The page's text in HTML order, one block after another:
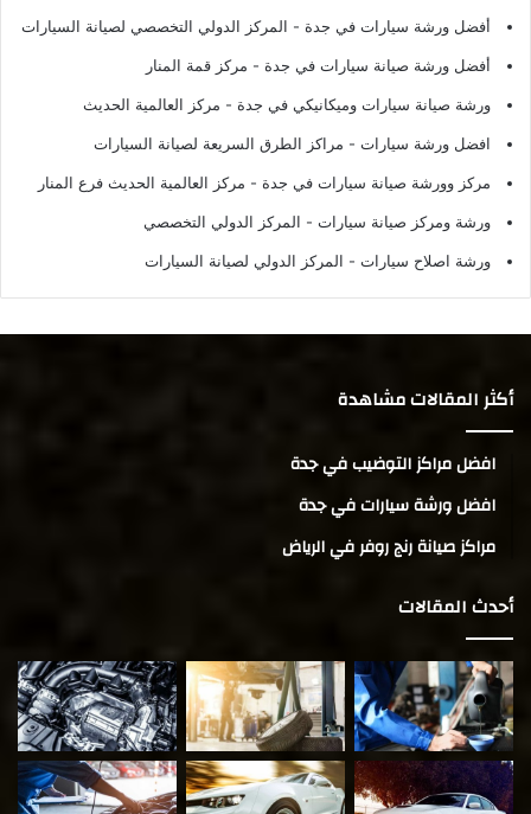
أفضل ورشة سيارات في جدة - المركز الدولي التخصصي لصيانة السيارات
أفضل ورشة صيانة سيارات في جدة - مركز قمة المنار
ورشة صيانة سيارات وميكانيكي في جدة - مركز العالمية الحديث
افضل ورشة سيارات - مراكز الطرق السريعة لصيانة السيارات
مركز وورشة صيانة سيارات في جدة - مركز العالمية الحديث فرع المنار
ورشة ومركز صيانة سيارات - المركز الدولي التخصصي
ورشة اصلاح سيارات - المركز الدولي لصيانة السيارات
أكثر المقالات مشاهدة
افضل مراكز التوضيب في جدة
افضل ورشة سيارات في جدة
مراكز صيانة رنج روفر في الرياض
أحدث المقالات